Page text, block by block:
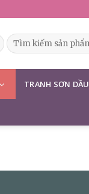
Tìm
kiếm:
TRANH SƠN DẦU